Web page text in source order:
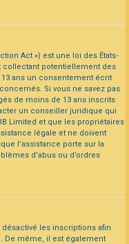
Act ») est une loi des États-
collectant potentiellement des
ans un consentement écrit
Si vous ne savez pas
de moins de 13 ans inscrits
un conseiller juridique qui
Limited et que les propriétaires
légale et ne doivent
l’assistance porte sur la
d’abus ou d’ordres
les inscriptions afin
De même, il est également